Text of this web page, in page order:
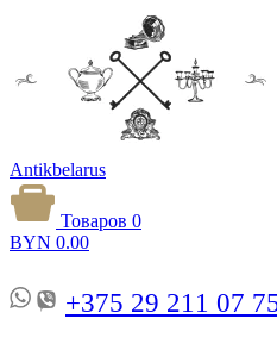
Antikbelarus
Товаров 0
BYN 0.00
+375 29 211 07